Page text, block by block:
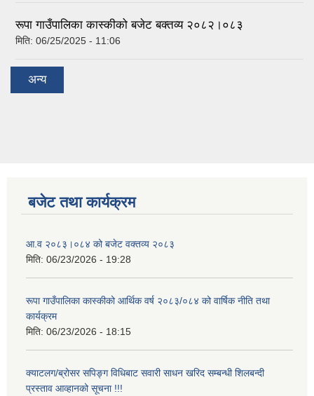
रूपा गाउँपालिका कास्कीको बजेट बक्तव्य २०८२।०८३
मिति: 06/25/2025 - 11:06
अन्य
बजेट तथा कार्यक्रम
आ.व २०८३।०८४ को बजेट वक्तव्य २०८३
मिति: 06/23/2026 - 19:28
रूपा गाउँपालिका कास्कीको आर्थिक वर्ष २०८३/०८४ को वार्षिक नीति तथा
कार्यक्रम
मिति: 06/23/2026 - 18:15
क्याटलग/ब्रोसर सपिङ्ग विधिबाट सवारी साधन खरिद सम्बन्धी शिलबन्दी
प्रस्ताव आव्हानको सूचना !!!